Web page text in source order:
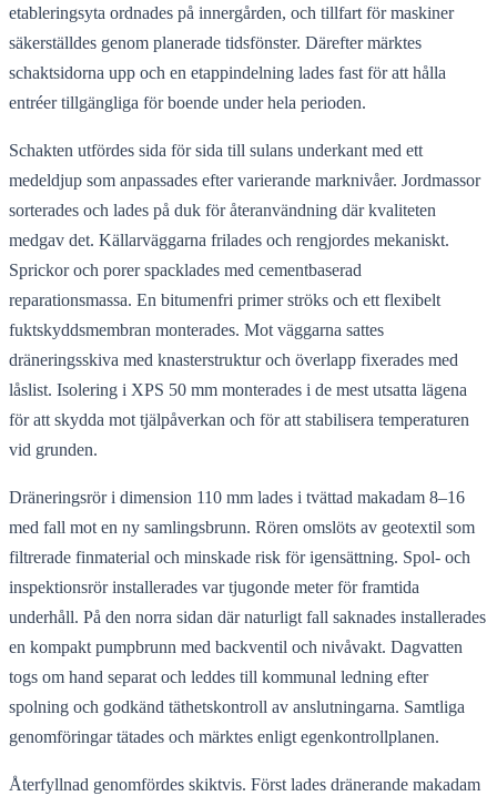
etableringsyta ordnades på innergården, och tillfart för maskiner
säkerställdes genom planerade tidsfönster. Därefter märktes
schaktsidorna upp och en etappindelning lades fast för att hålla
entréer tillgängliga för boende under hela perioden.
Schakten utfördes sida för sida till sulans underkant med ett
medeldjup som anpassades efter varierande marknivåer. Jordmassor
sorterades och lades på duk för återanvändning där kvaliteten
medgav det. Källarväggarna frilades och rengjordes mekaniskt.
Sprickor och porer spacklades med cementbaserad
reparationsmassa. En bitumenfri primer ströks och ett flexibelt
fuktskyddsmembran monterades. Mot väggarna sattes
dräneringsskiva med knasterstruktur och överlapp fixerades med
låslist. Isolering i XPS 50 mm monterades i de mest utsatta lägena
för att skydda mot tjälpåverkan och för att stabilisera temperaturen
vid grunden.
Dräneringsrör i dimension 110 mm lades i tvättad makadam 8–16
med fall mot en ny samlingsbrunn. Rören omslöts av geotextil som
filtrerade finmaterial och minskade risk för igensättning. Spol- och
inspektionsrör installerades var tjugonde meter för framtida
underhåll. På den norra sidan där naturligt fall saknades installerades
en kompakt pumpbrunn med backventil och nivåvakt. Dagvatten
togs om hand separat och leddes till kommunal ledning efter
spolning och godkänd täthetskontroll av anslutningarna. Samtliga
genomföringar tätades och märktes enligt egenkontrollplanen.
Återfyllnad genomfördes skiktvis. Först lades dränerande makadam